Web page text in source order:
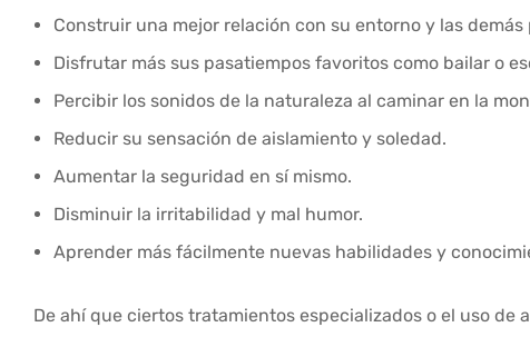
Construir una mejor relación con su entorno y las
Disfrutar más sus pasatiempos favoritos como bailar o
Percibir los sonidos de la naturaleza al caminar en la
Reducir su sensación de aislamiento y soledad.
Aumentar la seguridad en sí mismo.
Disminuir la irritabilidad y mal humor.
Aprender más fácilmente nuevas habilidades y
De ahí que ciertos tratamientos especializados o el uso